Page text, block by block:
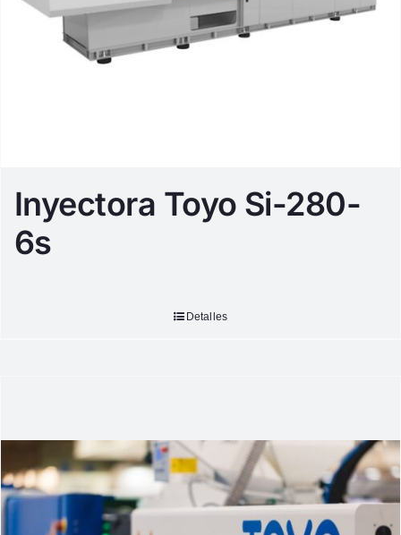
Inyectora Toyo Si-280-
6s
Detalles